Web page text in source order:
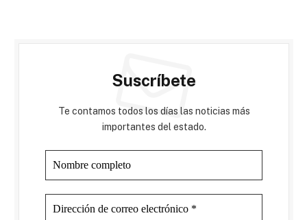
Suscríbete
Te contamos todos los días las noticias más
importantes del estado.